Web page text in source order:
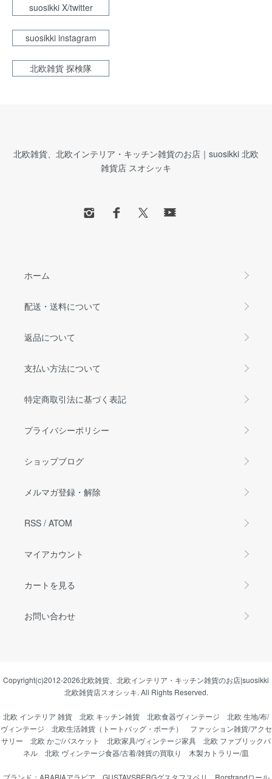
suosikki X/twitter
suosikki instagram
北欧雑貨 探検隊
北欧雑貨、北欧インテリア・キッチン雑貨のお店｜suosikki 北欧
雑貨店 スオシッキ
ホーム
配送・送料について
返品について
支払い方法について
特定商取引法に基づく表記
プライバシーポリシー
ショップブログ
メルマガ登録・解除
RSS / ATOM
マイアカウント
カートを見る
お問い合わせ
Copyright(c)2012-2026北欧雑貨、北欧インテリア・キッチン雑貨のお店|suosikki
北欧雑貨店スオシッキ. All Rights Reserved.
北欧 インテリア 雑貨 北欧 キッチン雑貨 北欧食器ヴィンテージ
北欧 生地/布/
ヴィンテージ
北欧生活雑貨（トートバッグ・ポーチ）
ファッション雑貨/アクセ
サリー
北欧 かご/バスケット 北欧家具/ヴィンテージ家具
北欧 ファブリックパ
ネル
北欧 ヴィンテージ食器/古着/雑貨の買取り 木製カトラリー/皿
ブランド： ARABIAアラビア GUSTAVSBERGグスタフスベリ Rorstrandロール